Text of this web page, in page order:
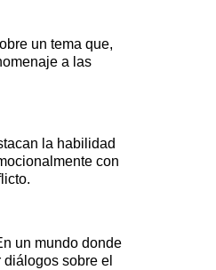
un tema que,
a las
la habilidad
con
un mundo donde
sobre el